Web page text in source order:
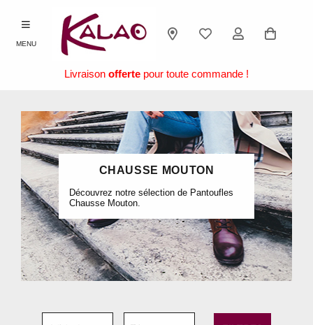
MENU
Livraison offerte pour toute commande !
CHAUSSE MOUTON
Découvrez notre sélection de Pantoufles
Chausse Mouton.